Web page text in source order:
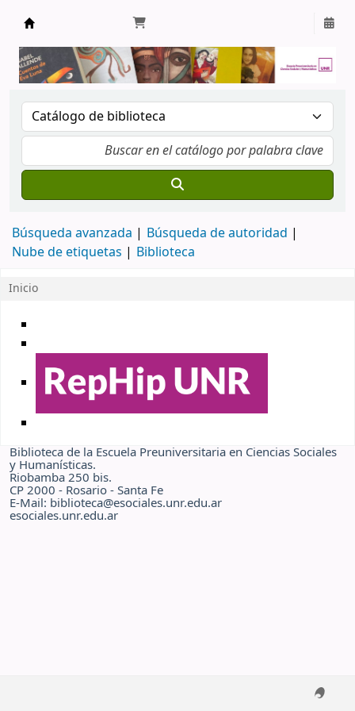
Búsqueda avanzada
Búsqueda de autoridad
Nube de etiquetas
Biblioteca
Inicio
Inicio
Biblioteca de la Escuela Preuniversitaria en Ciencias Sociales
y Humanísticas.
Riobamba 250 bis.
CP 2000 - Rosario - Santa Fe
E-Mail: biblioteca@esociales.unr.edu.ar
esociales.unr.edu.ar